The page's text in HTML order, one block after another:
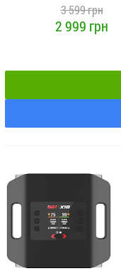
3 599 грн
2 999 грн